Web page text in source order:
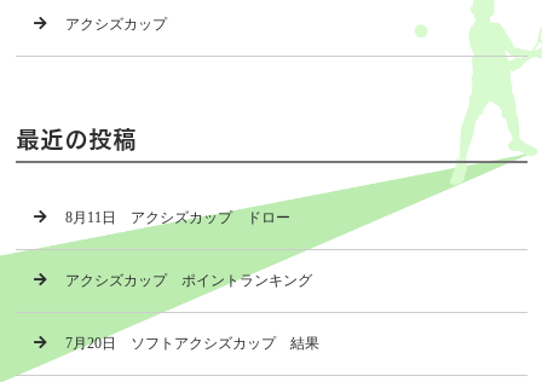
アクシズカップ
最近の投稿
8月11日 アクシズカップ ドロー
アクシズカップ ポイントランキング
7月20日 ソフトアクシズカップ 結果